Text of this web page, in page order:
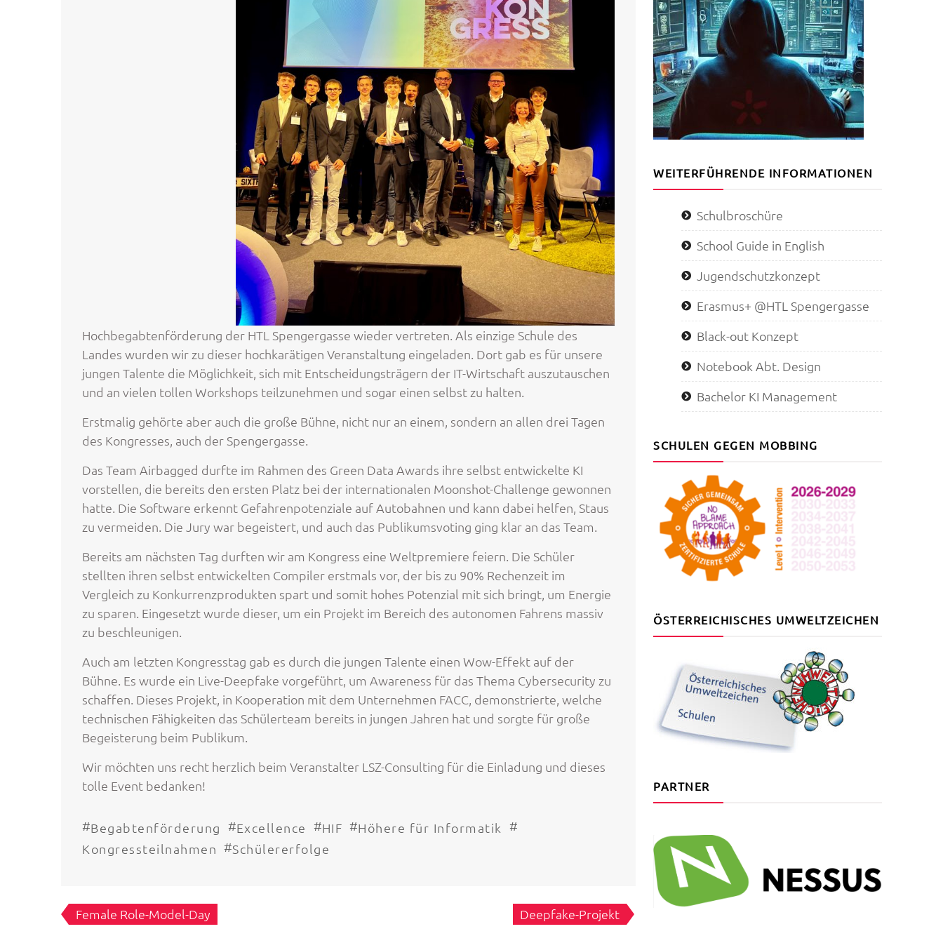
Hochbegabtenförderung der HTL Spengergasse wieder vertreten. Als einzige Schule des
Landes wurden wir zu dieser hochkarätigen Veranstaltung eingeladen. Dort gab es für unsere
jungen Talente die Möglichkeit, sich mit Entscheidungsträgern der IT-Wirtschaft auszutauschen
und an vielen tollen Workshops teilzunehmen und sogar einen selbst zu halten.
Erstmalig gehörte aber auch die große Bühne, nicht nur an einem, sondern an allen drei Tagen
des Kongresses, auch der Spengergasse.
Das Team Airbagged durfte im Rahmen des Green Data Awards ihre selbst entwickelte KI
vorstellen, die bereits den ersten Platz bei der internationalen Moonshot-Challenge gewonnen
hatte. Die Software erkennt Gefahrenpotenziale auf Autobahnen und kann dabei helfen, Staus
zu vermeiden. Die Jury war begeistert, und auch das Publikumsvoting ging klar an das Team.
Bereits am nächsten Tag durften wir am Kongress eine Weltpremiere feiern. Die Schüler
stellten ihren selbst entwickelten Compiler erstmals vor, der bis zu 90% Rechenzeit im
Vergleich zu Konkurrenzprodukten spart und somit hohes Potenzial mit sich bringt, um Energie
zu sparen. Eingesetzt wurde dieser, um ein Projekt im Bereich des autonomen Fahrens massiv
zu beschleunigen.
Auch am letzten Kongresstag gab es durch die jungen Talente einen Wow-Effekt auf der
Bühne. Es wurde ein Live-Deepfake vorgeführt, um Awareness für das Thema Cybersecurity zu
schaffen. Dieses Projekt, in Kooperation mit dem Unternehmen FACC, demonstrierte, welche
technischen Fähigkeiten das Schülerteam bereits in jungen Jahren hat und sorgte für große
Begeisterung beim Publikum.
Wir möchten uns recht herzlich beim Veranstalter LSZ-Consulting für die Einladung und dieses
tolle Event bedanken!
#Begabtenförderung #Excellence #HIF #Höhere für Informatik #
Kongressteilnahmen #Schülererfolge
Female Role-Model-Day Deepfake-Projekt
WEITERFÜHRENDE INFORMATIONEN
Schulbroschüre
School Guide in English
Jugendschutzkonzept
Erasmus+ @HTL Spengergasse
Black-out Konzept
Notebook Abt. Design
Bachelor KI Management
SCHULEN GEGEN MOBBING
ÖSTERREICHISCHES UMWELTZEICHEN
PARTNER